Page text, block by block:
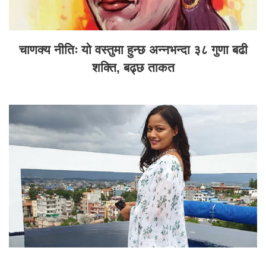
चाणक्य नीतिः यो वस्तुमा हुन्छ अन्नभन्दा ३८ गुणा बढी
शक्ति, बढ्छ ताकत